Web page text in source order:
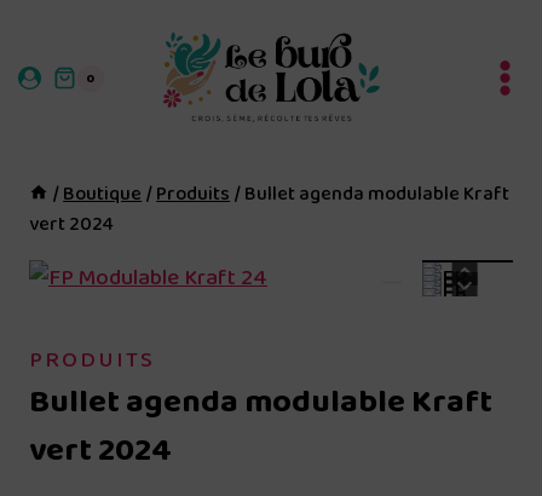
contenu
0
/Boutique/Produits/Bullet agenda modulable Kraft
vert 2024
PRODUITS
Bullet agenda modulable Kraft
vert 2024